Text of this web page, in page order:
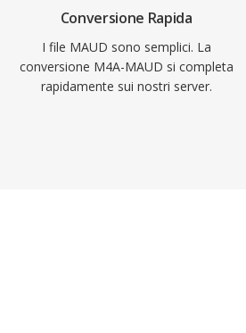
Conversione Rapida
I file MAUD sono semplici. La
conversione M4A-MAUD si completa
rapidamente sui nostri server.